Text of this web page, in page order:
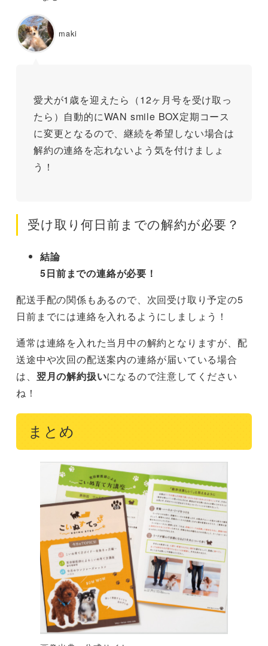
maki
愛犬が1歳を迎えたら（12ヶ月号を受け取っ
たら）自動的にWAN smile BOX定期コース
に変更となるので、継続を希望しない場合は
解約の連絡を忘れないよう気を付けましょ
う！
受け取り何日前までの解約が必要？
結論
5日前までの連絡が必要！
配送手配の関係もあるので、次回受け取り予定の5
日前までには連絡を入れるようにしましょう！
通常は連絡を入れた当月中の解約となりますが、配
送途中や次回の配送案内の連絡が届いている場合
は、 翌月の解約扱いになるので注意してください
ね！
まとめ